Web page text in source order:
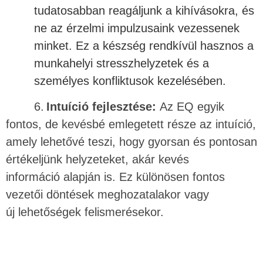
tudatosabban reagáljunk a kihívásokra, és
ne az érzelmi impulzusaink vezessenek
minket. Ez a készség rendkívül hasznos a
munkahelyi stresszhelyzetek és a
személyes konfliktusok kezelésében.
6. Intuíció fejlesztése: Az EQ egyik
fontos, de kevésbé emlegetett része az intuíció,
amely lehetővé teszi, hogy gyorsan és pontosan
értékeljünk helyzeteket, akár kevés
információ alapján is. Ez különösen fontos
vezetői döntések meghozatalakor vagy
új lehetőségek felismerésekor.